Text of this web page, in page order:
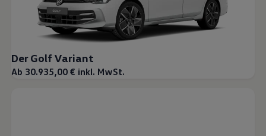
Der Golf Variant
Ab 30.935,00 € inkl. MwSt.